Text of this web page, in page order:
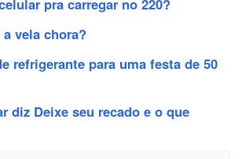
vela chora?
refrigerante para uma festa de 50
diz Deixe seu recado e o que